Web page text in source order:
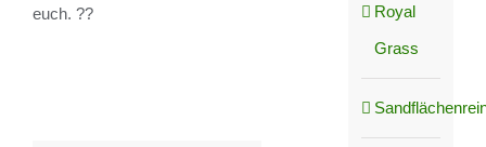
euch. ??
Royal
Grass